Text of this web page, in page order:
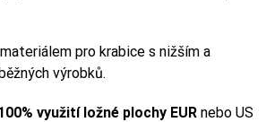
pro krabice s nižším a
výrobků.
využití ložné plochy EUR nebo US